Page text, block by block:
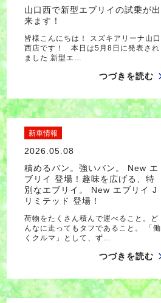
山口西で新型エブリイの試乗が出
来ます！
皆様こんにちは！ スズキアリーナ山口
西店です！ 本日は5月8日に発表され
ました 新型エ…
つづきを読む
新車情報
2026.05.08
積めるバン。強いバン。 New エ
ブリイ 登場！趣味を広げる、特
別なエブリイ。 New エブリイ J
リミテッド 登場！
荷物をたくさん積んで運べること。ど
んなに走ってもタフであること。 「働
くクルマ」として、ず…
つづきを読む